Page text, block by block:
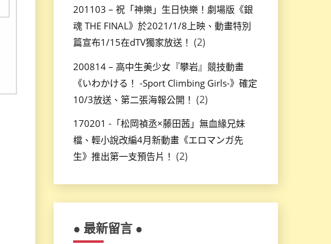
201103 – 祝「神樂」生日快樂！劇場版《銀
魂 THE FINAL》於2021/1/8上映、動畫特別
篇宣布1/15在dTV獨家放送！ (2)
200814 – 高中生美少女『攀岩』競技動畫
《いわかける！ -Sport Climbing Girls-》確定
10/3放送、第二張海報公開！ (2)
170201 -「松岡禎丞×藤田茜」無血緣兄妹
檔、輕小說改編4月新動畫《エロマンガ先
生》推出第一支預告片！ (2)
● 最新留言 ●